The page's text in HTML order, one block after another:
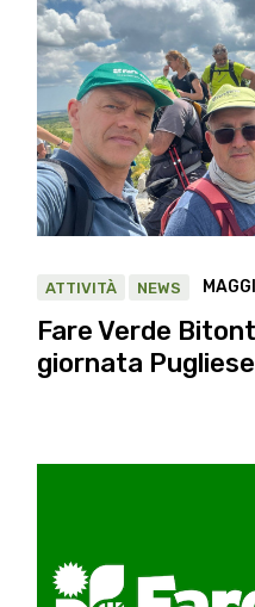
ATTIVITÀ NEWS
Fare Verde
giornata